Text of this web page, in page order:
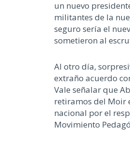
un nuevo
militantes de la
seguro sería el
sometieron al
Al otro día,
extraño acuerdo
Vale señalar que
retiramos del Moir
nacional por el
Movimiento